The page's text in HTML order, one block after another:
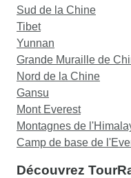
Sud de la Chine
Tibet
Yunnan
Grande Muraille de
Nord de la Chine
Gansu
Mont Everest
Montagnes de
Camp de base de
Découvrez